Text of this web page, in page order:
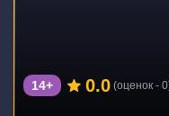
14+ 0.0 (оценок -